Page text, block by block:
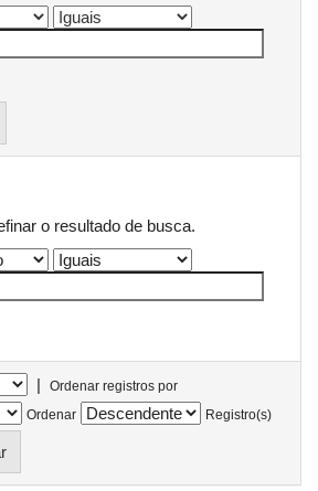
o resultado de busca.
|
Ordenar registros por
Ordenar
Registro(s)